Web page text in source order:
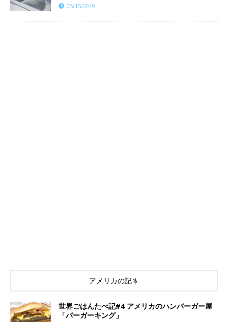
05/15/2019
アメリカの記事
世界ごはんたべ記#4 アメリカのハンバーガー屋
「バーガーキング」